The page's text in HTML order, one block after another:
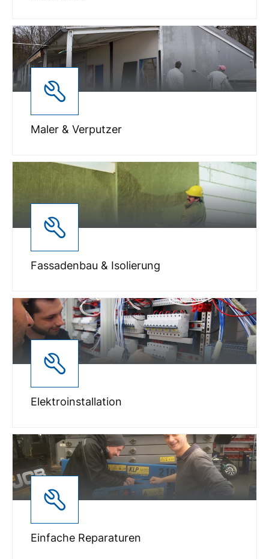
Maler & Verputzer
Fassadenbau & Isolierung
Elektroinstallation
Einfache Reparaturen